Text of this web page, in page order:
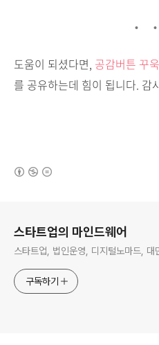
도움이 되셨다면, 공감버튼 꾸
를 공유하는데 힘이 됩니다. 감
스타트업의 마인드웨어
스타트업, 법인운영, 디지털노마드, 대
구독하기